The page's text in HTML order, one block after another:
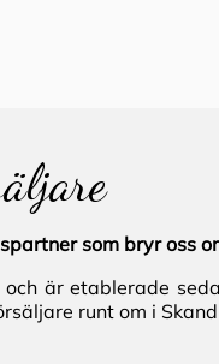
som bryr oss
är etablerade
runt om i